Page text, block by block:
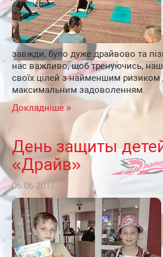
завжди, було дуже драйвово та
нас важливо, щоб тренуючись,
своїх цілей з найменшим ризиком
максимальним задоволенням.
Докладніше »
День защиты
«Драйв»
06.06.2017